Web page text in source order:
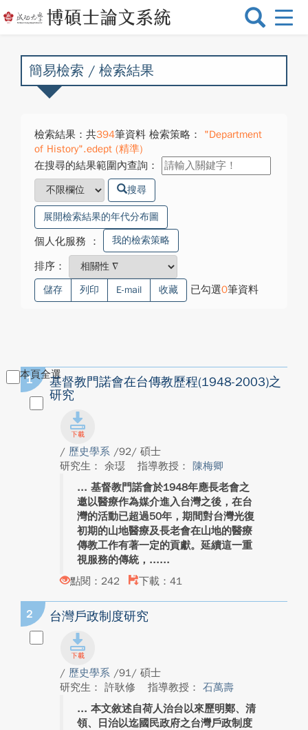
選
換
簡易檢索 / 檢索結果
檢索結果：共394筆資料 檢索策略：
"Department
of History".edept (精準)
在搜尋的結果範圍內查詢：
搜尋
展開檢索結果的年代分布圖
個人化服務 ： 我的檢索策略
排序：
儲存 列印 E-mail 收藏 已勾選0筆資料
本頁全選
1
基督教門諾會在台傳教歷程(1948-2003)之
研究
/ 歷史學系 /92/ 碩士
研究生： 余璱
指導教授： 陳梅卿
基督教門諾會於1948年應長老會之
邀以醫療作為媒介進入台灣之後，在台
灣的活動已超過50年，期間對台灣光復
初期的山地醫療及長老會在山地的醫療
傳教工作有著一定的貢獻。延續這一重
視服務的傳統，...
點閱：242
下載：41
2 台灣戶政制度研究
/ 歷史學系 /91/ 碩士
研究生： 許耿修
指導教授： 石萬壽
本文敘述自荷人治台以來歷明鄭、清
領、日治以迄國民政府之台灣戶政制度